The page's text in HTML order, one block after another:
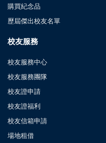
購買紀念品
歷屆傑出校友名單
校友服務
校友服務中心
校友服務團隊
校友證申請
校友證福利
校友信箱申請
場地租借